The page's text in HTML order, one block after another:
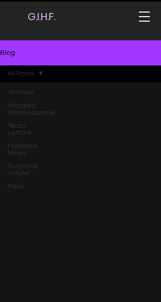
G.I.H.F.
Blog
All Posts
Attualità
internazionale
Terzo
settore
Moldavia
News
Romania
notizie
Italia
All Posts